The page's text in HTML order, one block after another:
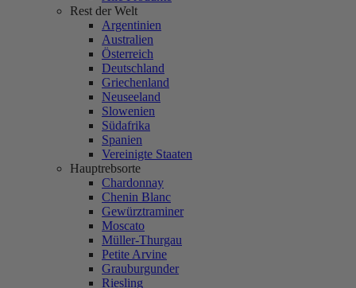
Rest der Welt
Argentinien
Australien
Österreich
Deutschland
Griechenland
Neuseeland
Slowenien
Südafrika
Spanien
Vereinigte Staaten
Hauptrebsorte
Chardonnay
Chenin Blanc
Gewürztraminer
Moscato
Müller-Thurgau
Petite Arvine
Grauburgunder
Riesling